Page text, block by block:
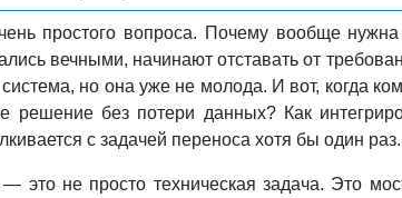
простого вопроса. Почему вообще
вечными, начинают отставать от
но она уже не молода. И вот, когда
решение без потери данных? Как
с задачей переноса хотя бы один раз.
— это не просто техническая задача. Это